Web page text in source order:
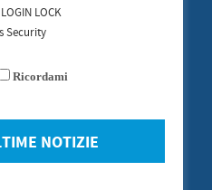
LOGIN LOCK
Security
Ricordami
NOTIZIE